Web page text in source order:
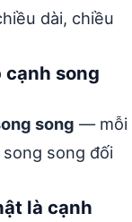
dài, chiều
cạnh song
song — mỗi
song song đối
là cạnh